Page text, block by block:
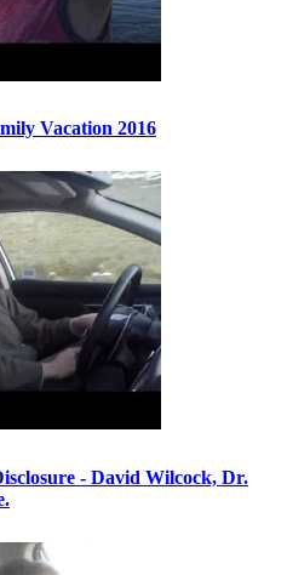
Vacation 2016
- David Wilcock, Dr.